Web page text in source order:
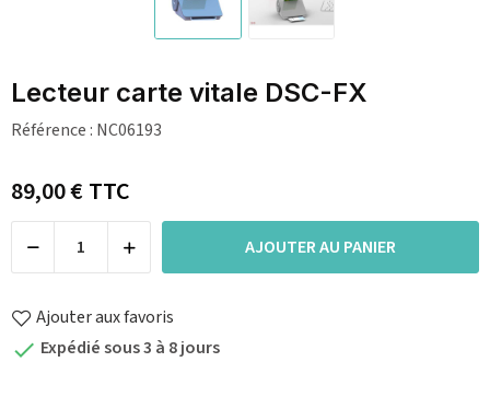
Lecteur carte vitale DSC-FX
Référence : NC06193
89,00 €TTC
AJOUTER AU PANIER
Ajouter aux favoris
 Expédié sous 3 à 8 jours